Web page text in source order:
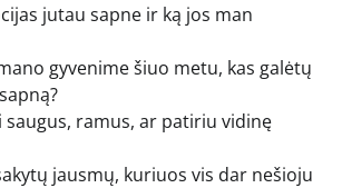
jutau sapne ir ką jos man
gyvenime šiuo metu, kas galėtų
saugus, ramus, ar patiriu vidinę
jausmų, kuriuos vis dar nešioju